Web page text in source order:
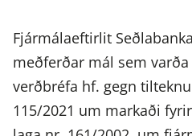
Fjármálaeftirlit
meðferðar mál sem
verðbréfa hf. gegn
115/2021 um markaði